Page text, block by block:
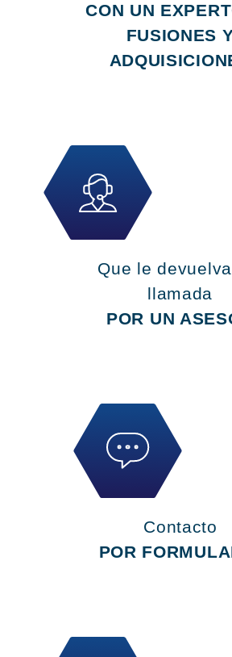
CON UN
FUSIONES
Que le
llamada
POR UN
Contacto
POR